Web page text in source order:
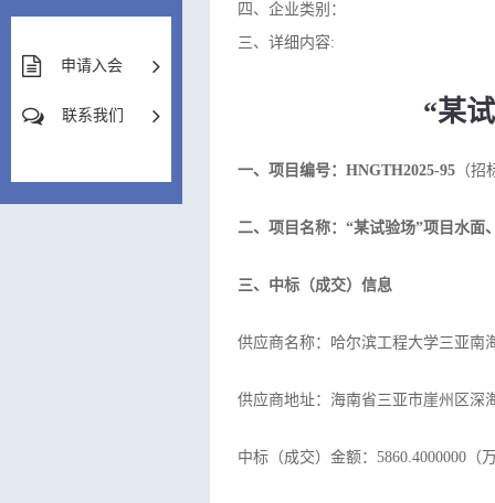
申请入会
联系我们
四、企业类别：
三、详细内容:
“某
一、项目编号：HNGTH2025-95 （
二、项目名称：“某试验场”项目水面
三、中标（成交）信息
供应商名称：哈尔滨工程大学三亚南
供应商地址：海南省三亚市崖州区深
中标（成交）金额：5860.4000000（